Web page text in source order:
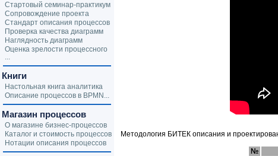
Методология БИТЕК описания и
№
Стартовый семинар-практикум
Сопровождение проекта
Стандарт описания процессов
Проверка качества диаграмм
Наглядность диаграмм
Оценка зрелости процессного
...
Книги
Настольная книга аналитика
Описание процессов в BPMN...
Магазин процессов
О магазине бизнес-процессов
Каталог и стоимость процессов
Нотации описания процессов